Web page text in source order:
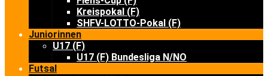
Kreispokal (F)
SHFV-LOTTO-Pokal (F)
Juniorinnen
U17 (F)
U17 (F) Bundesliga N/NO
Futsal